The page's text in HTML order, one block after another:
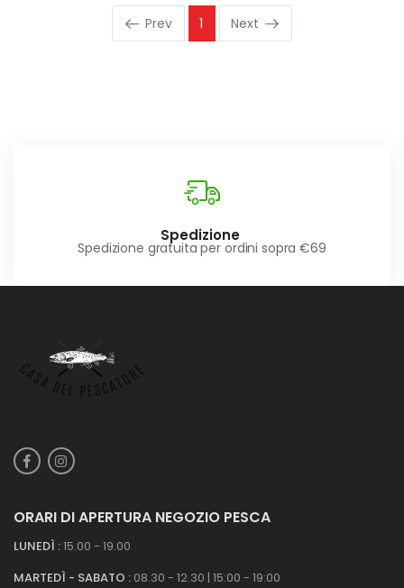
Prev 1 Next
Spedizione
Spedizione gratuita per ordini sopra €69
ORARI DI APERTURA NEGOZIO PESCA
LUNEDÌ :15.00 - 19.00
MARTEDÌ - SABATO : 08.30 - 12.30 | 15:00 - 19:00